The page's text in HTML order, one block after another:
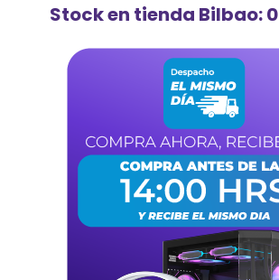
Stock en tienda Bilbao: 0